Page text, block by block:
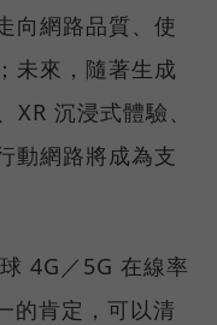
向網路品質、使
未來，隨著生成
沉浸式體驗、
動網路將成為支
4G／5G 在線率
的肯定，可以清